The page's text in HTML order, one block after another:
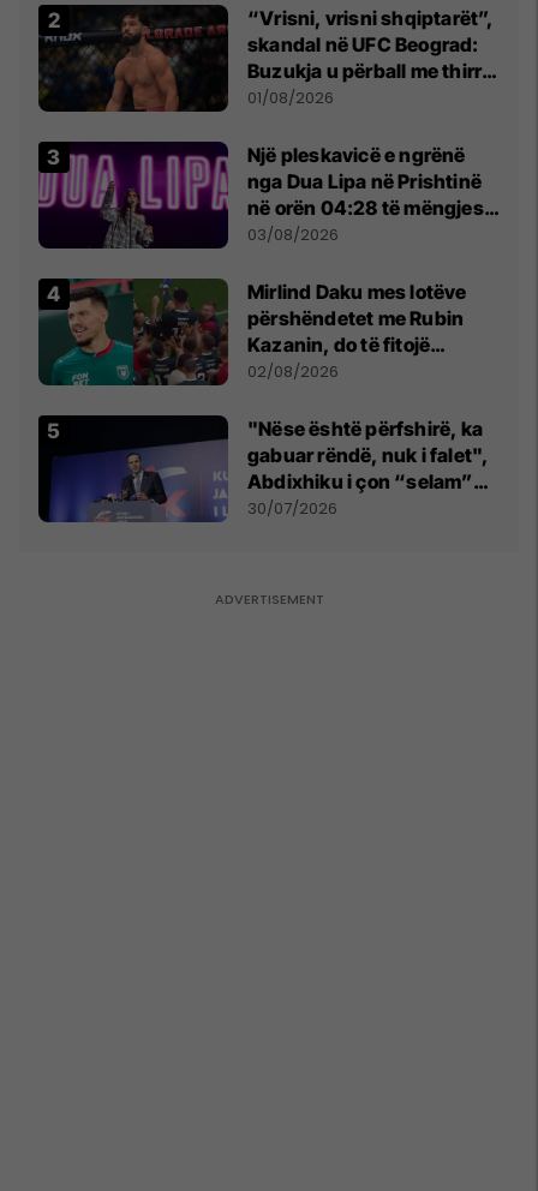
“Vrisni, vrisni shqiptarët”,
skandal në UFC Beograd:
Buzukja u përball me thirrje
anti-shqiptare nga
01/08/2026
Një pleskavicë e ngrënë
nga Dua Lipa në Prishtinë
në orën 04:28 të mëngjesit
- dhe bota digjitale serbe
03/08/2026
Mirlind Daku mes lotëve
përshëndetet me Rubin
Kazanin, do të fitojë
miliona te Spartak Moska
02/08/2026
"Nëse është përfshirë, ka
gabuar rëndë, nuk i falet",
Abdixhiku i çon “selam”
Përparim Ramës
30/07/2026